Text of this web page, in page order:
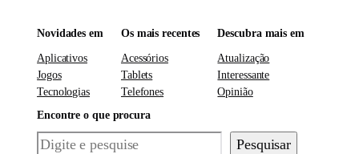
Novidades em
Aplicativos
Jogos
Tecnologias
Os mais recentes
Acessórios
Tablets
Telefones
Descubra mais em
Atualização
Interessante
Opinião
Encontre o que procura
Pesquisar Pesquisar